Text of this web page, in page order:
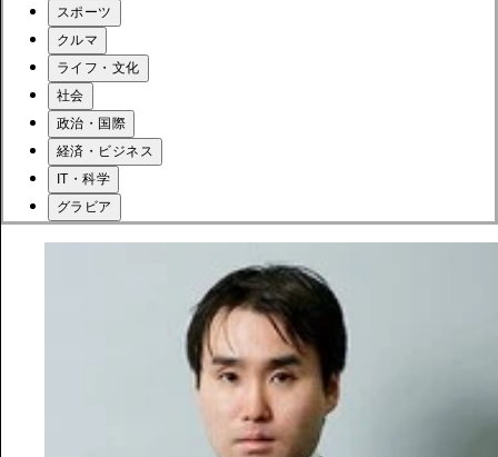
スポーツ
クルマ
ライフ・文化
社会
政治・国際
経済・ビジネス
IT・科学
グラビア